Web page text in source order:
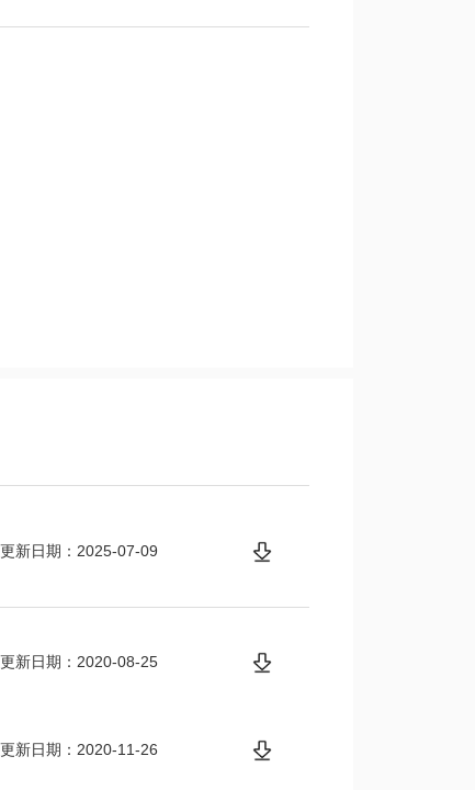
更新日期：2025-07-09
更新日期：2020-08-25
更新日期：2020-11-26